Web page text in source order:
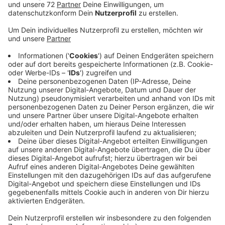
Anzeige
Im Marienhospital in Borghorst gibt es drei Fälle mit
Verdacht auf das mutierte Coronavirus. Das
Krankenhaus sagte auf Nachfrage, dass es derzeit
vorsorglich alle Mitarbeiter und Patienten teste.
Krankentransporte fahren andere Krankenhäuser an
und nicht absolut notwendige Operationen finden
später statt. Außerdem gilt ein Besuchsverbot. Damit
versuchen das Krankenhaus und das Gesundheitsamt
des Nachbarkreises Steinfurt zu verhindern, dass sich
die möglicherweise mutierte Virus-Variante ausbreitet.
Sicherheit gibt es zum Ende der Woche, dann liegen
die Testergebnisse hoffentlich vor. In den
vergangenen Tagen sind es mehrfach Fälle der
Coronavirus-Mutation im Nachbarland Holland
Kreisgesundheitsamt in den grenznahen Gebieten das